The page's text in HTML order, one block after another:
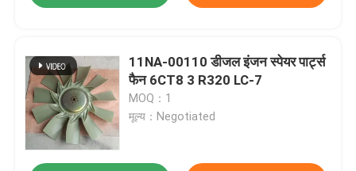
11NA-00110 डीजल इंजन स्पेयर पार्ट्स
फैन 6CT8 3 R320 LC-7
MOQ：1
मूल्य：Negotiated